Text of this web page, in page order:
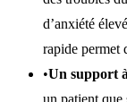
d’anxiété
rapide permet
•Un support
un patient que